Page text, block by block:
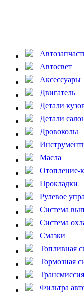
Автосвет
Аксессуары
Двигатель
Детали
Детали
Дровоколы
Масла
Отопление-
Прокладки
Рулевое
Система
Система
Смазки
Топливная
Тормозная
Трансмиссия
Фильтра